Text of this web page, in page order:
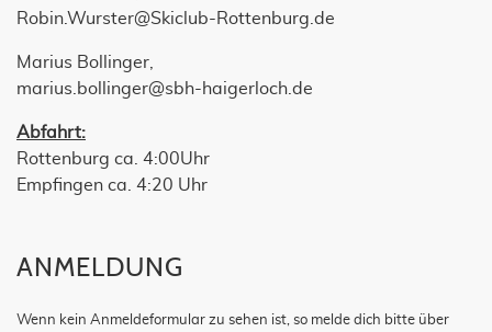
Robin.Wurster@Skiclub-Rottenburg.de
Marius Bollinger,
marius.bollinger@sbh-haigerloch.de
Abfahrt:
Rottenburg ca. 4:00Uhr
Empfingen ca. 4:20 Uhr
ANMELDUNG
Wenn kein Anmeldeformular zu sehen ist, so melde dich bitte über